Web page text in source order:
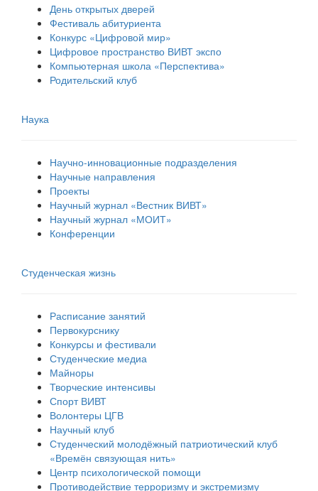
День открытых дверей
Фестиваль абитуриента
Конкурс «Цифровой мир»
Цифровое пространство ВИВТ экспо
Компьютерная школа «Перспектива»
Родительский клуб
Наука
Научно-инновационные подразделения
Научные направления
Проекты
Научный журнал «Вестник ВИВТ»
Научный журнал «МОИТ»
Конференции
Студенческая жизнь
Расписание занятий
Первокурснику
Конкурсы и фестивали
Студенческие медиа
Майноры
Творческие интенсивы
Спорт ВИВТ
Волонтеры ЦГВ
Научный клуб
Студенческий молодёжный патриотический клуб
«Времён связующая нить»
Центр психологической помощи
Противодействие терроризму и экстремизму